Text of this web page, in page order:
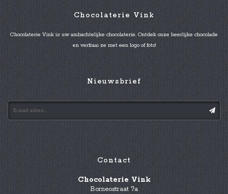
Chocolaterie Vink
Chocolaterie Vink is uw ambachtelijke chocolaterie. Ontdek onze heerlijke chocolade
en verfraai ze met een logo of foto!
Nieuwsbrief
Contact
Chocolaterie Vink
Borneostraat 7a